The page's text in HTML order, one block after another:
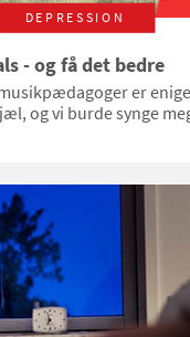
DEPRESSION
- og få det bedre
er
og vi burde synge